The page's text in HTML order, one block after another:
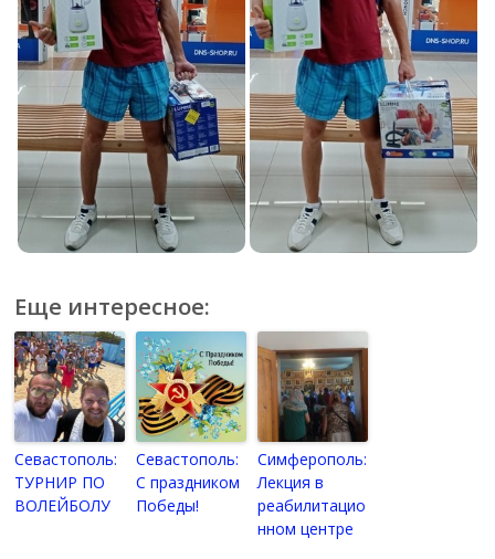
Еще интересное:
Севастополь:
ТУРНИР ПО
ВОЛЕЙБОЛУ
Севастополь:
С праздником
Победы!
Симферополь:
Лекция в
реабилитацио
нном центре